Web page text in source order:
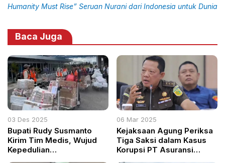
Humanity Must Rise” Seruan Nurani dari Indonesia untuk Dunia
Baca Juga
03 Des 2025
Bupati Rudy Susmanto
Kirim Tim Medis, Wujud
Kepedulian
06 Mar 2025
Kejaksaan Agung Periksa
Tiga Saksi dalam Kasus
Korupsi PT Asuransi